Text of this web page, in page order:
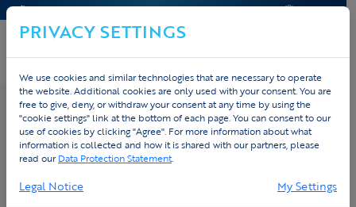
KONTAKT & HILFE ANGEBOT
Home›Cases› WTC De Herk
WTC De Herk
In 2020 een goede keuze. In 2026 dezelfde. WTC De Herk,
PRIVACY SETTINGS
We use cookies and similar technologies that are necessary to operate
the website. Additional cookies are only used with your consent. You are
free to give, deny, or withdraw your consent at any time by using the
"cookie settings" link at the bottom of each page. You can consent to our
use of cookies by clicking "Agree". For more information about what
information is collected and how it is shared with our partners, please
read ourData Protection Statement.
Legal Notice My Settings